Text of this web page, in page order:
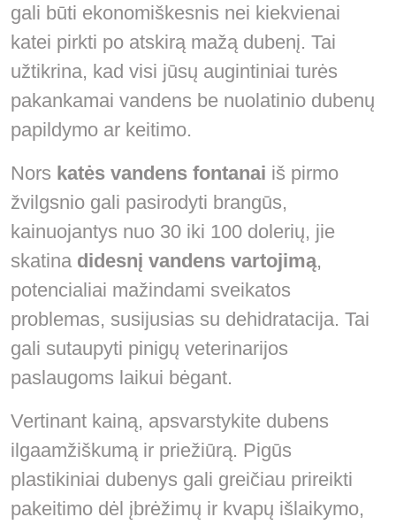
gali būti ekonomiškesnis nei kiekvienai
katei pirkti po atskirą mažą dubenį. Tai
užtikrina, kad visi jūsų augintiniai turės
pakankamai vandens be nuolatinio dubenų
papildymo ar keitimo.
Nors katės vandens fontanai iš pirmo
žvilgsnio gali pasirodyti brangūs,
kainuojantys nuo 30 iki 100 dolerių, jie
skatina didesnį vandens vartojimą,
potencialiai mažindami sveikatos
problemas, susijusias su dehidratacija. Tai
gali sutaupyti pinigų veterinarijos
paslaugoms laikui bėgant.
Vertinant kainą, apsvarstykite dubens
ilgaamžiškumą ir priežiūrą. Pigūs
plastikiniai dubenys gali greičiau prireikti
pakeitimo dėl įbrėžimų ir kvapų išlaikymo,